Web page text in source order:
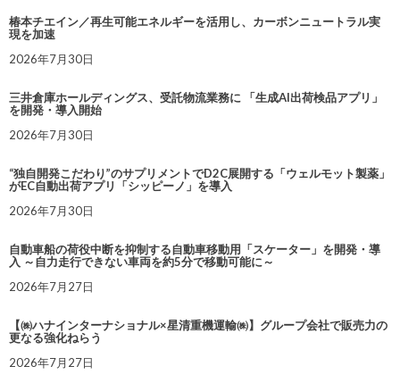
椿本チエイン／再生可能エネルギーを活用し、カーボンニュートラル実
現を加速
2026年7月30日
三井倉庫ホールディングス、受託物流業務に 「生成AI出荷検品アプリ」
を開発・導入開始
2026年7月30日
“独自開発こだわり”のサプリメントでD2C展開する「ウェルモット製薬」
がEC自動出荷アプリ「シッピーノ」を導入
2026年7月30日
自動車船の荷役中断を抑制する自動車移動用「スケーター」を開発・導
入 ～自力走行できない車両を約5分で移動可能に～
2026年7月27日
【㈱ハナインターナショナル×星清重機運輸㈱】グループ会社で販売力の
更なる強化ねらう
2026年7月27日